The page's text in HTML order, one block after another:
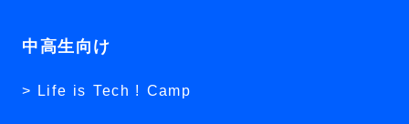
中高生向け
Life is Tech ! Camp